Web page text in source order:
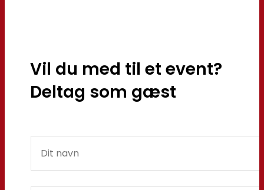
Vil du med til et event?
Deltag som gæst